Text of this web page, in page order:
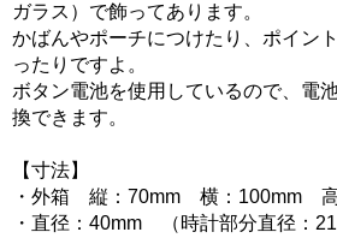
ガラス）で飾ってあります。
かばんやポーチにつけたり、ポイン
ったりですよ。
ボタン電池を使用しているので、電
換できます。
【寸法】
・外箱 縦：70mm 横：100mm
・直径：40mm （時計部分直径：